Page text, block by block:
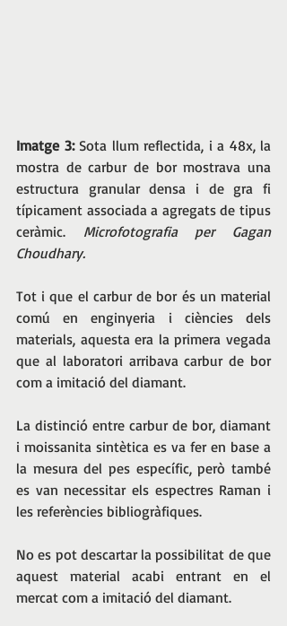
Imatge 3: Sota llum reflectida, i a 48x, la
mostra de carbur de bor mostrava una
estructura granular densa i de gra fi
típicament associada a agregats de tipus
ceràmic. Microfotografia per Gagan
Choudhary.
Tot i que el carbur de bor és un material
comú en enginyeria i ciències dels
materials, aquesta era la primera vegada
que al laboratori arribava carbur de bor
com a imitació del diamant.
La distinció entre carbur de bor, diamant
i moissanita sintètica es va fer en base a
la mesura del pes específic, però també
es van necessitar els espectres Raman i
les referències bibliogràfiques.
No es pot descartar la possibilitat de que
aquest material acabi entrant en el
mercat com a imitació del diamant.